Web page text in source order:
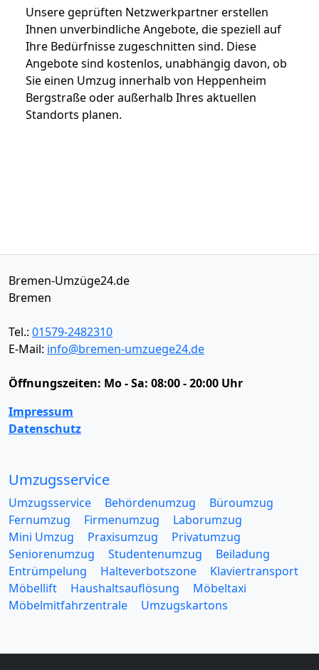
Unsere geprüften Netzwerkpartner erstellen
Ihnen unverbindliche Angebote, die speziell auf
Ihre Bedürfnisse zugeschnitten sind. Diese
Angebote sind kostenlos, unabhängig davon, ob
Sie einen Umzug innerhalb von Heppenheim
Bergstraße oder außerhalb Ihres aktuellen
Standorts planen.
Bremen-Umzüge24.de
Bremen
Tel.: 01579-2482310
E-Mail: info@bremen-umzuege24.de
Öffnungszeiten: Mo - Sa: 08:00 - 20:00 Uhr
Impressum
Datenschutz
Umzugsservice
Umzugsservice Behördenumzug
Büroumzug
Fernumzug
Firmenumzug
Laborumzug
Mini Umzug
Praxisumzug
Privatumzug
Seniorenumzug
Studentenumzug
Beiladung
Entrümpelung
Halteverbotszone
Klaviertransport
Möbellift
Haushaltsauflösung
Möbeltaxi
Möbelmitfahrzentrale
Umzugskartons